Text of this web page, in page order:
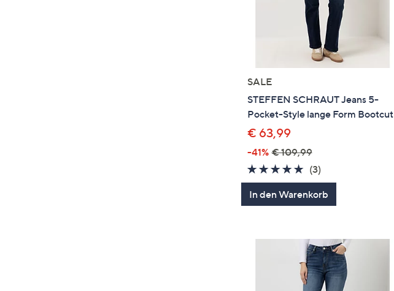
SALE
STEFFEN SCHRAUT Jeans 5-
Pocket-Style lange Form Bootcut
€ 63,99
-41% € 109,99
5.0
von
5
(3)3
Bewertungen
In den Warenkorb